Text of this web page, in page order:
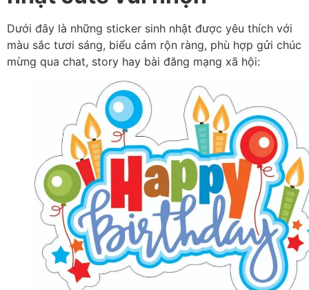
Dưới đây là những sticker sinh nhật được yêu thích với
màu sắc tươi sáng, biểu cảm rộn ràng, phù hợp gửi chúc
mừng qua chat, story hay bài đăng mạng xã hội: